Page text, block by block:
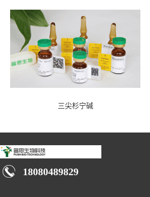
三尖杉宁碱
18080489829